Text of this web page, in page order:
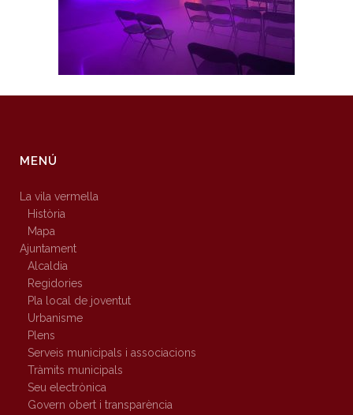
MENÚ
La vila vermella
Història
Mapa
Ajuntament
Alcaldia
Regidories
Pla local de joventut
Urbanisme
Plens
Serveis municipals i associacions
Tràmits municipals
Seu electrònica
Govern obert i transparència